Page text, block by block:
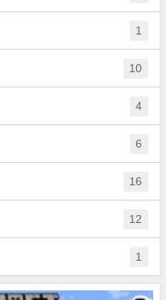
1
10
4
6
16
12
1